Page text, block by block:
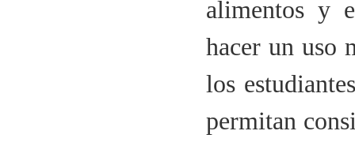
alimentos y
hacer un uso
los
permitan